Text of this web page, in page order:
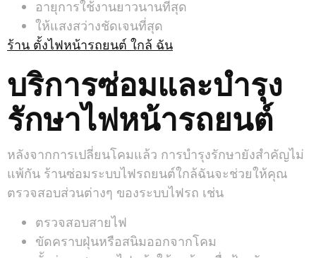
อายุการใช้งานยาวนานที่สุด
ให้แสงสว่างชัดเจนที่สุด
ร้าน ตั้งไฟหน้ารถยนต์ ใกล้ ฉัน
บริการซ่อมและบำรุง
รักษาไฟหน้ารถยนต์
หลังจากการเปลี่ยนโคมแล้ว การบำรุงรักษายังสำคัญไม่
แพ้กัน ร้านซ่อมระบบไฟรถยนต์ใกล้ฉันจะช่วยให้คุณ
ตรวจสอบส่วนต่างๆ ของระบบไฟรถ เช่น
ตรวจสอบสายไฟ
ขัดคราบฝุ่นหรือสนิมออกจากโคม